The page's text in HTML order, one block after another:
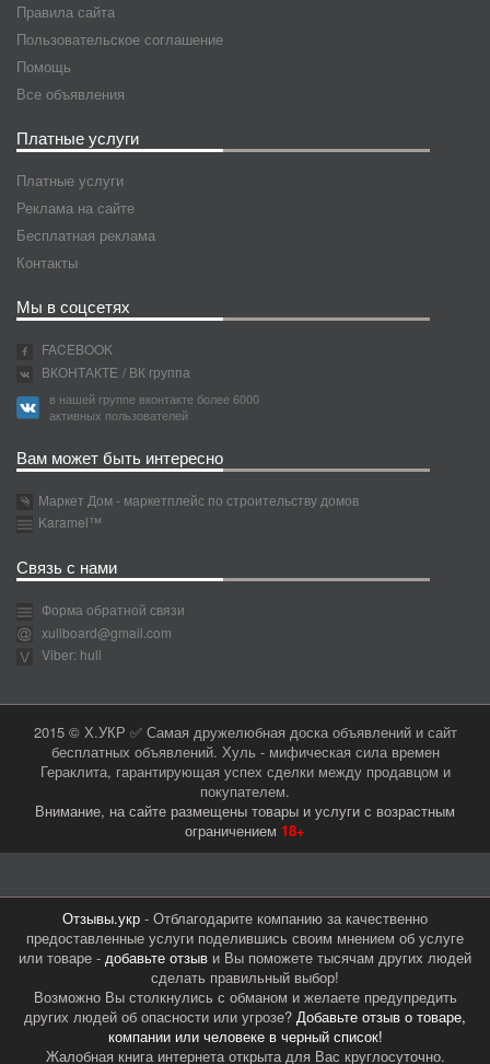
Правила сайта
Пользовательское соглашение
Помощь
Все объявления
Платные услуги
Платные услуги
Реклама на сайте
Бесплатная реклама
Контакты
Мы в соцсетях
FACEBOOK
ВКОНТАКТЕ / ВК группа
в нашей группе вконтакте более 6000
активных пользователей
Вам может быть интересно
Маркет Дом - маркетплейс по строительству домов
Karamel™
Связь с нами
Форма обратной связи
xullboard@gmail.com
Viber: hull
2015 © Х.УКР ✅ Самая дружелюбная доска объявлений и сайт
бесплатных объявлений. Хуль - мифическая сила времен
Гераклита, гарантирующая успех сделки между продавцом и
покупателем.
Внимание, на сайте размещены товары и услуги с возрастным
ограничением 18+
Отзывы.укр - Отблагодарите компанию за качественно
предоставленные услуги поделившись своим мнением об услуге
или товаре - добавьте отзыв и Вы поможете тысячам других людей
сделать правильный выбор!
Возможно Вы столкнулись с обманом и желаете предупредить
других людей об опасности или угрозе? Добавьте отзыв о товаре,
компании или человеке в черный список!
Жалобная книга интернета открыта для Вас круглосуточно.